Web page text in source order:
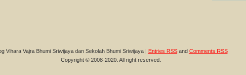
Vihara Vajra Bhumi Sriwijaya dan Sekolah Bhumi Sriwijaya | Entries RSSand Comments RSS
Copyright © 2008-2020. All right reserved.